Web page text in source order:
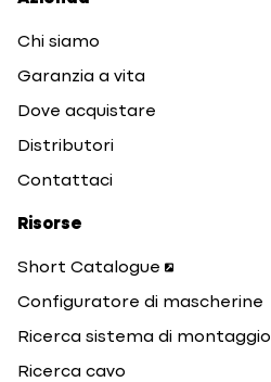
Chi siamo
Garanzia a vita
Dove acquistare
Distributori
Contattaci
Risorse
Short Catalogue
Configuratore di mascherine
Ricerca sistema di montaggio
Ricerca cavo